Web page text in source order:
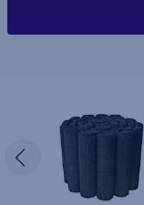
Edellinen